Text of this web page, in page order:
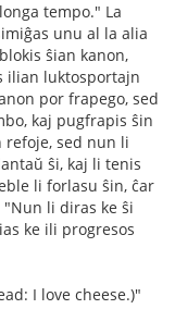
tempo." La
unu al la alia
ŝian kanon,
ilian luktosportajn
por frapego, sed
kaj pugfrapis ŝin
refoje, sed nun li
ŝi, kaj li tenis
li forlasu ŝin, ĉar
"Nun li diras ke ŝi
ke ili progresos
I love cheese.)"